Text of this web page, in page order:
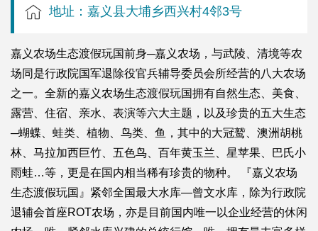
地址：嘉义县大埔乡西兴村4邻3号
嘉义农场生态渡假玩国前身─嘉义农场，与武陵、清境等农
场同是行政院国军退除役官兵辅导委员会所经营的八大农场
之一。全新的嘉义农场生态渡假玩国拥有自然生态、美食、
露营、住宿、亲水、表演等六大主题，以及珍贵的五大生态
─蝴蝶、蛙类、植物、鸟类、鱼，其中的大冠鹫、澳洲胡桃
林、马拉加西巨竹、五色鸟、百年黄玉兰、星苹果、巴氏小
雨蛙…等，更是在国内相当稀有珍贵的物种。 『嘉义农场
生态渡假玩国』紧邻全国最大水库—曾文水库，除为行政院
退辅会首座ROT农场，亦是目前国内唯一以企业经营的休闲